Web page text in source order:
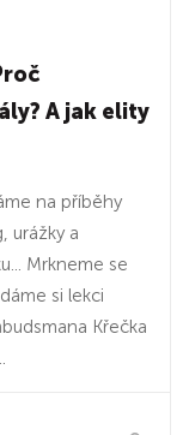
A jak elity
na příběhy
urážky a
Mrkneme se
si lekci
Křečka